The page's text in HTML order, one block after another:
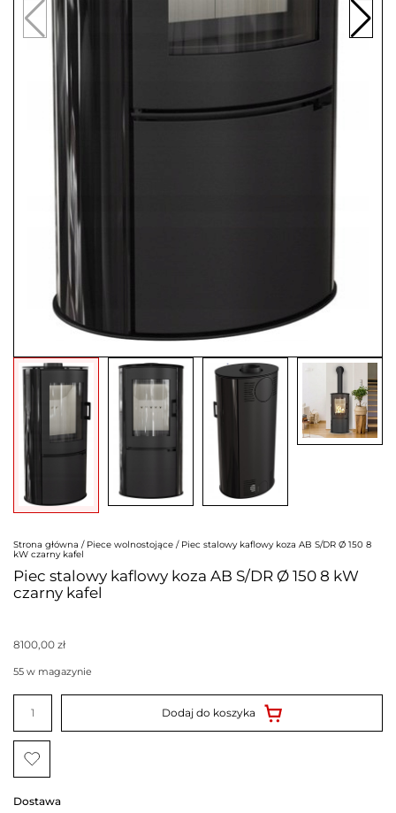
Strona główna / Piece wolnostojące / Piec stalowy kaflowy koza AB S/DR Ø 150 8
kW czarny kafel
Piec stalowy kaflowy koza AB S/DR Ø 150 8 kW
czarny kafel
Dostawa
8100,00 zł
55 w magazynie
ilość
Piec
kaflowy
koza
AB
S/DR
Ø
8
Dodaj do koszyka